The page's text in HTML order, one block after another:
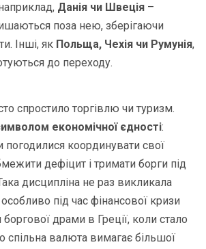
Данія чи Швеція –
поза нею, зберігаючи
Інші, як Польща, Чехія чи Румунія,
до переходу.
спростило торгівлю чи туризм.
економічної єдності:
погодилися координувати свої
дефіцит і тримати борги під
дисципліна не раз викликала
під час фінансової кризи
драми в Греції, коли стало
спільна валюта вимагає більшої